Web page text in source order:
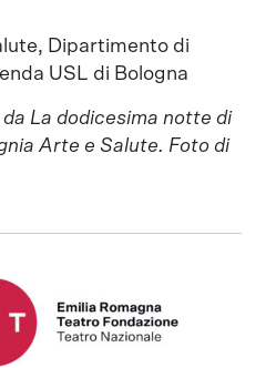
Dipartimento di
USL di Bologna
La dodicesima notte di
Arte e Salute. Foto di